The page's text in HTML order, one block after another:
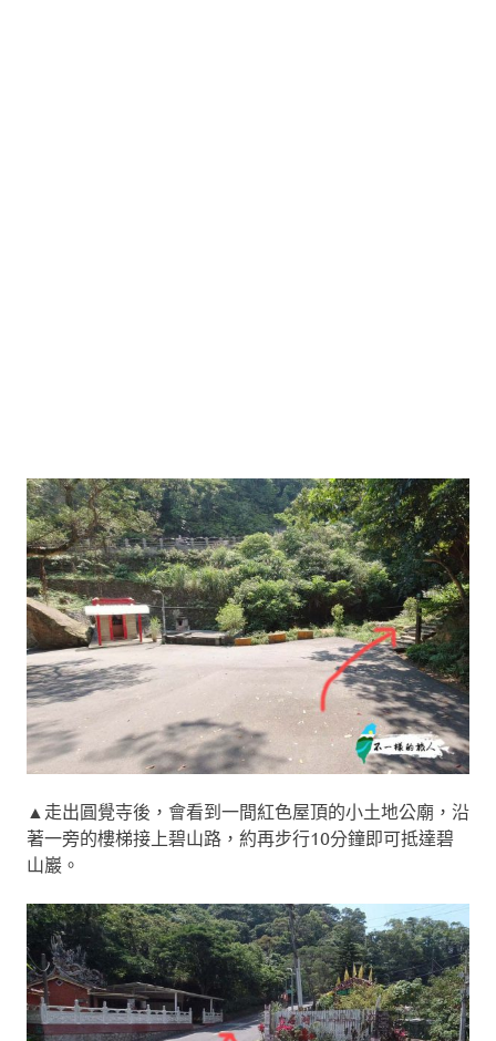
▲走出圓覺寺後，會看到一間紅色屋頂的小土地公廟，沿
著一旁的樓梯接上碧山路，約再步行10分鐘即可抵達碧
山巖。